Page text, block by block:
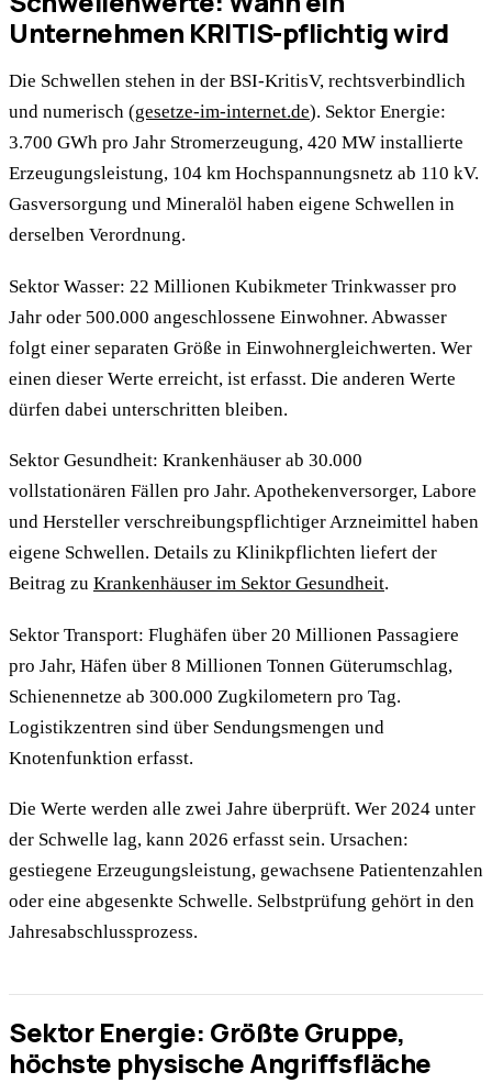
Unternehmen KRITIS-pflichtig wird
Die Schwellen stehen in der BSI-KritisV, rechtsverbindlich
und numerisch (gesetze-im-internet.de). Sektor Energie:
3.700 GWh pro Jahr Stromerzeugung, 420 MW installierte
Erzeugungsleistung, 104 km Hochspannungsnetz ab 110 kV.
Gasversorgung und Mineralöl haben eigene Schwellen in
derselben Verordnung.
Sektor Wasser: 22 Millionen Kubikmeter Trinkwasser pro
Jahr oder 500.000 angeschlossene Einwohner. Abwasser
folgt einer separaten Größe in Einwohnergleichwerten. Wer
einen dieser Werte erreicht, ist erfasst. Die anderen Werte
dürfen dabei unterschritten bleiben.
Sektor Gesundheit: Krankenhäuser ab 30.000
vollstationären Fällen pro Jahr. Apothekenversorger, Labore
und Hersteller verschreibungspflichtiger Arzneimittel haben
eigene Schwellen. Details zu Klinikpflichten liefert der
Beitrag zu Krankenhäuser im Sektor Gesundheit.
Sektor Transport: Flughäfen über 20 Millionen Passagiere
pro Jahr, Häfen über 8 Millionen Tonnen Güterumschlag,
Schienennetze ab 300.000 Zugkilometern pro Tag.
Logistikzentren sind über Sendungsmengen und
Knotenfunktion erfasst.
Die Werte werden alle zwei Jahre überprüft. Wer 2024 unter
der Schwelle lag, kann 2026 erfasst sein. Ursachen:
gestiegene Erzeugungsleistung, gewachsene Patientenzahlen
oder eine abgesenkte Schwelle. Selbstprüfung gehört in den
Jahresabschlussprozess.
Sektor Energie: Größte Gruppe,
höchste physische Angriffsfläche